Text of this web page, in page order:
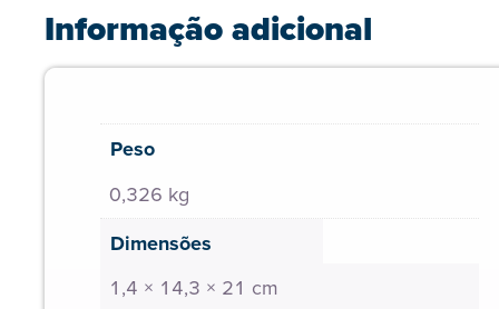
Informação adicional
Peso
0,326 kg
Dimensões
1,4 × 14,3 × 21 cm